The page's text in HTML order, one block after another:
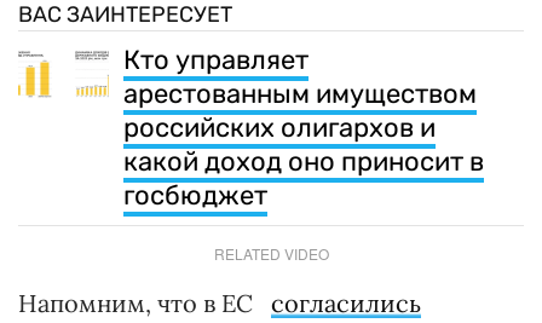
ВАС ЗАИНТЕРЕСУЕТ
Кто управляет
арестованным имуществом
российских олигархов и
какой доход оно приносит в
госбюджет
RELATED VIDEO
Напомним, что в ЕС согласились